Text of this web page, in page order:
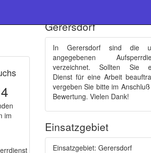
im
Gerersdorf
In Gerersdorf sind die
angegebenen
verzeichnet. Sollten Sie
Dienst für eine Arbeit
vergeben Sie bitte im
Bewertung. Vielen Dank!
Einsatzgebiet
Einsatzgebiet: Gerersdorf